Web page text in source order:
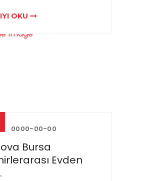
OKU
0000-00-00
Bursa
Evden